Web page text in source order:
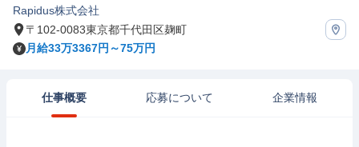
Rapidus株式会社
〒102-0083東京都千代田区麹町
月給33万3367円～75万円
仕事概要 応募について 企業情報